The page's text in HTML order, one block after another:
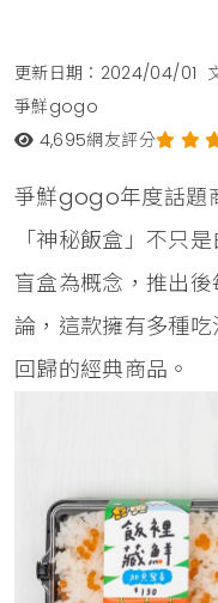
更新日期：2024/04/01
爭鮮gogo
4,695網友評分
爭鮮gogo年度話題
「神秘飯盒」不只
盲盒為概念，推出
論，這款擁有多種
回歸的經典商品。